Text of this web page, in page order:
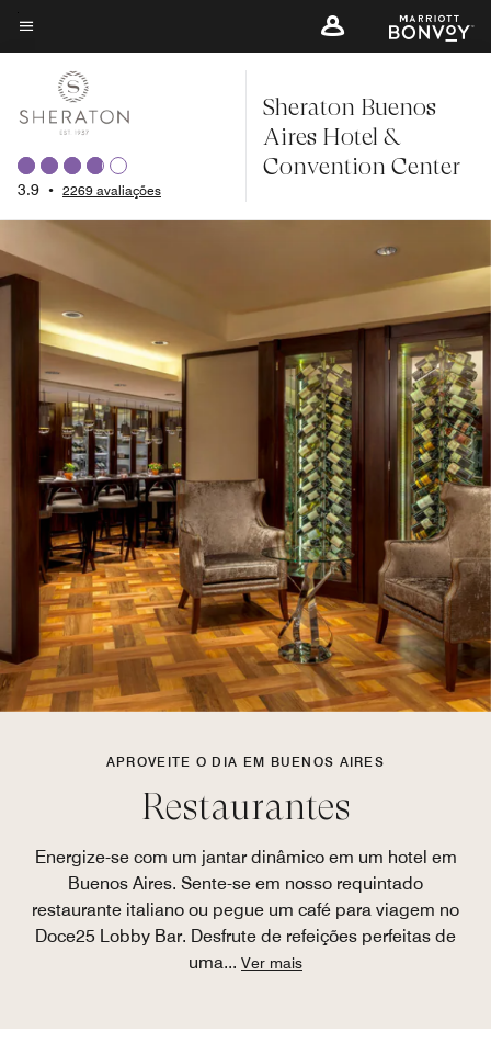
Skip
to
content
Texto do menu
3.9 • 2269 avaliações
Sheraton Buenos
Aires Hotel &
Convention Center
APROVEITE O DIA EM BUENOS AIRES
Restaurantes
Energize-se com um jantar dinâmico em um hotel em
Buenos Aires. Sente-se em nosso requintado
restaurante italiano ou pegue um café para viagem no
Doce25 Lobby Bar. Desfrute de refeições perfeitas de
uma... Ver mais